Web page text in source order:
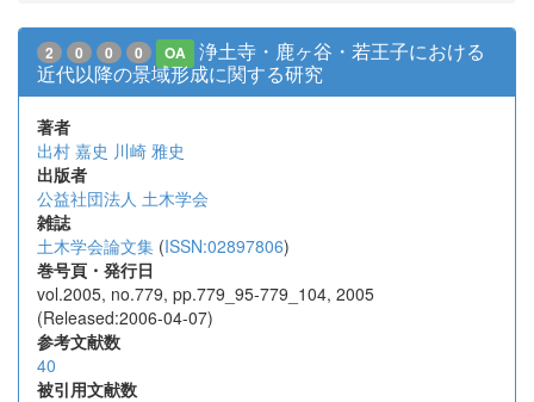
2 0 0 0 OA
浄土寺・鹿ヶ谷・若王子における
近代以降の景域形成に関する研究
著者
出村 嘉史 川崎 雅史
出版者
公益社団法人 土木学会
雑誌
土木学会論文集 (ISSN:02897806)
巻号頁・発行日
vol.2005, no.779, pp.779_95-779_104, 2005
(Released:2006-04-07)
参考文献数
40
被引用文献数